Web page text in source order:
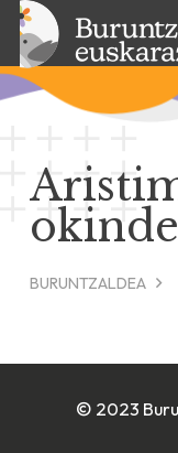
BURUNTZALDEA
© 2023